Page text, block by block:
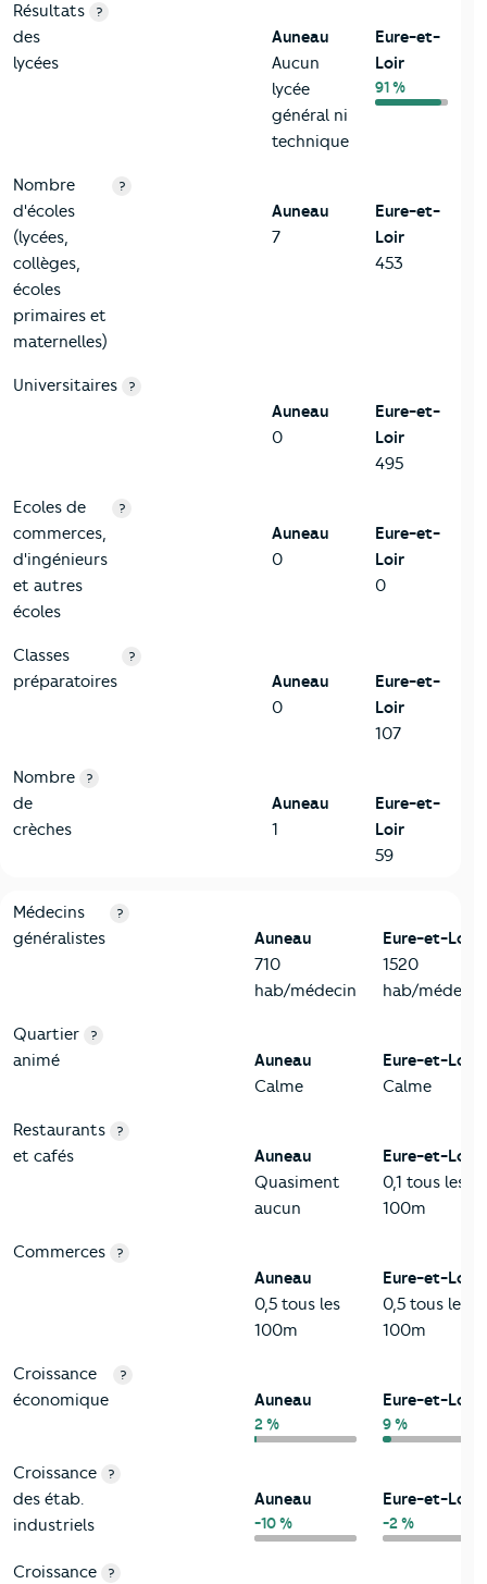
Résultats
des
lycées
?
Auneau
Aucun
lycée
général ni
technique
Eure-et-
Loir
91 %
Nombre
d'écoles
(lycées,
collèges,
écoles
primaires et
maternelles)
?
Auneau
7
Eure-et-
Loir
453
Universitaires ?
Auneau
0
Eure-et-
Loir
495
Ecoles de
commerces,
d'ingénieurs
et autres
écoles
?
Auneau
0
Eure-et-
Loir
0
Classes
préparatoires
?
Auneau
0
Eure-et-
Loir
107
Nombre
de
crèches
?
Auneau
1
Eure-et-
Loir
59
5-Commerces
Critères Auneau
Médecins
généralistes
?
Auneau
710
hab/médecin
Eure-et-Loir
1520
hab/médecin
Quartier
animé
?
Auneau
Calme
Eure-et-Loir
Calme
Restaurants
et cafés
?
Auneau
Quasiment
aucun
Eure-et-Loir
0,1 tous les
100m
Commerces ?
Auneau
0,5 tous les
100m
Eure-et-Loir
0,5 tous les
100m
Croissance
économique
?
Auneau
2 %
Eure-et-Loir
9 %
Croissance
des étab.
industriels
?
Auneau
-10 %
Eure-et-Loir
-2 %
Croissance
?